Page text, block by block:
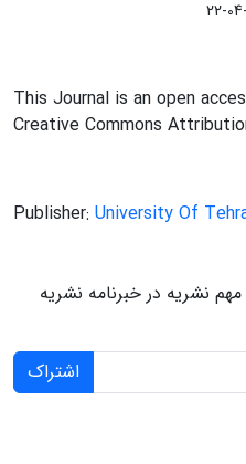
This Journal is an open
Creative Commons
Publisher: University Of
نشریه در خبرنامه نشریه
اشتراک